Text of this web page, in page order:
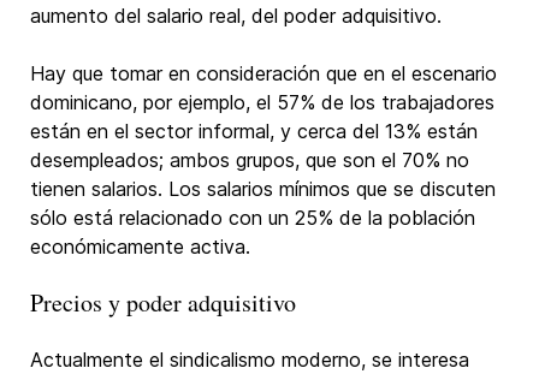
aumento del salario real, del poder adquisitivo.
Hay que tomar en consideración que en el escenario
dominicano, por ejemplo, el 57% de los trabajadores
están en el sector informal, y cerca del 13% están
desempleados; ambos grupos, que son el 70% no
tienen salarios. Los salarios mínimos que se discuten
sólo está relacionado con un 25% de la población
económicamente activa.
Precios y poder adquisitivo
Actualmente el sindicalismo moderno, se interesa